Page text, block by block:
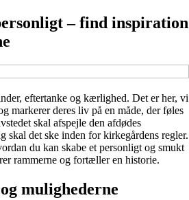
– find inspiration
eftertanke og kærlighed. Det er her, vi
markerer deres liv på en måde, der føles
skal afspejle den afdødes
skal det ske inden for kirkegårdens regler.
du kan skabe et personligt og smukt
rammerne og fortæller en historie.
mulighederne